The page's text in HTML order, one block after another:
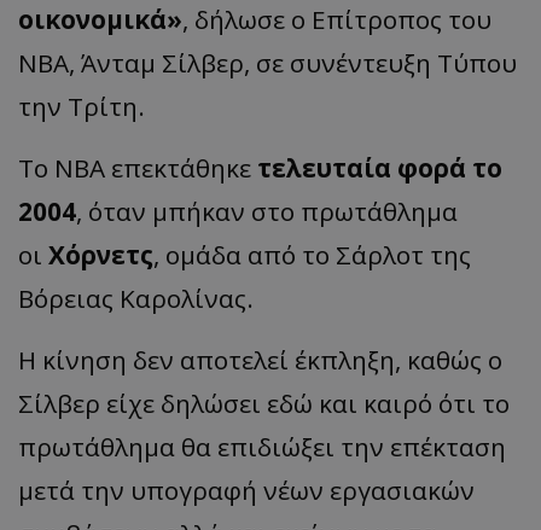
οικονομικά», δήλωσε ο Επίτροπος του
NBA, Άνταμ Σίλβερ, σε συνέντευξη Τύπου
την Τρίτη.
Το NBA επεκτάθηκε τελευταία φορά το
2004, όταν μπήκαν στο πρωτάθλημα
οι Χόρνετς, ομάδα από το Σάρλοτ της
Βόρειας Καρολίνας.
Η κίνηση δεν αποτελεί έκπληξη, καθώς ο
Σίλβερ είχε δηλώσει εδώ και καιρό ότι το
πρωτάθλημα θα επιδιώξει την επέκταση
μετά την υπογραφή νέων εργασιακών